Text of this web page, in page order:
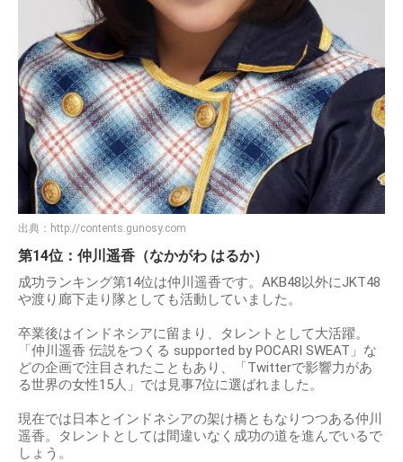
出典： http://contents.gunosy.com
第14位：仲川遥香（なかがわ はるか）
成功ランキング第14位は仲川遥香です。AKB48以外にJKT48
や渡り廊下走り隊としても活動していました。
卒業後はインドネシアに留まり、タレントとして大活躍。
「仲川遥香 伝説をつくる supported by POCARI SWEAT」な
どの企画で注目されたこともあり、「Twitterで影響力があ
る世界の女性15人」では見事7位に選ばれました。
現在では日本とインドネシアの架け橋ともなりつつある仲川
遥香。タレントとしては間違いなく成功の道を進んでいるで
しょう。